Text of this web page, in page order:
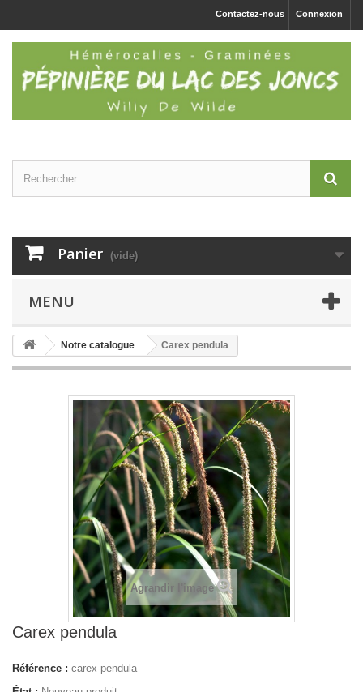
Connexion
Contactez-nous
Panier (vide)
MENU
Notre catalogue Carex pendula
Agrandir l'image
Carex pendula
Référence : carex-pendula